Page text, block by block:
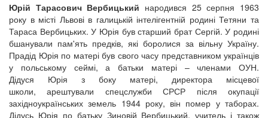
Юрій Тарасович Вербицький народився 25 серпня 1963
року в місті Львові в галицькій інтелігентній родині Тетяни та
Тараса Вербицьких. У Юрія був старший брат Сергій. У родині
бшанували пам'ять предків, які боролися за вільну Україну.
Прадід Юрія по матері був свого часу представником українців
у польському сеймі, а батьки матері – членами ОУН.
Дідуся Юрія з боку матері, директора місцевої
школи, арештували спецслужби СРСР після окупації
західноукраїнських земель 1944 року, він помер у таборах.
Дідусь Юрія по батьку Зиновій Вербицький, учитель і також